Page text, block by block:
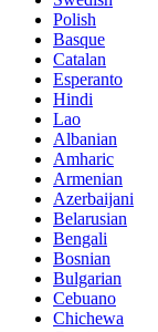
Polish
Basque
Catalan
Esperanto
Hindi
Lao
Albanian
Amharic
Armenian
Azerbaijani
Belarusian
Bengali
Bosnian
Bulgarian
Cebuano
Chichewa